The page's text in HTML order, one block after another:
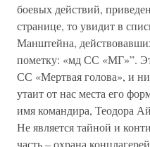
боевых действий,
странице, то увидит в
Манштейна,
пометку: «мд СС «МГ»”.
СС «Мертвая голова», и
утаит от нас места его
имя командира, Теодора
Не является тайной и
часть – охрана